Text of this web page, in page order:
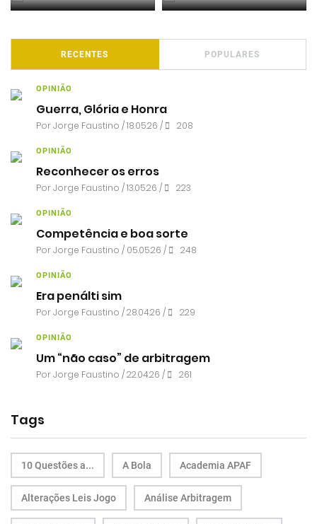
RECENTES POPULARES
OPINIÃO
Guerra, Glória e Honra
PorJorge Faustino / 18.05.26 / 208
OPINIÃO
Reconhecer os erros
PorJorge Faustino / 13.05.26 / 223
OPINIÃO
Competência e boa sorte
PorJorge Faustino / 05.05.26 / 248
OPINIÃO
Era penálti sim
PorJorge Faustino / 28.04.26 / 229
OPINIÃO
Um “não caso” de arbitragem
PorJorge Faustino / 22.04.26 / 261
Tags
10 Questões a... A Bola Academia APAF
Alterações Leis Jogo Análise Arbitragem